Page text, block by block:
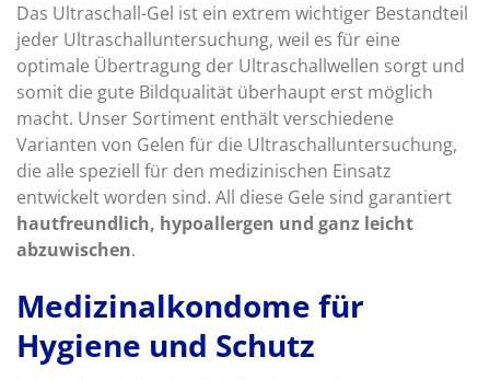
Das Ultraschall-Gel ist ein extrem wichtiger Bestandteil
jeder Ultraschalluntersuchung, weil es für eine
optimale Übertragung der Ultraschallwellen sorgt und
somit die gute Bildqualität überhaupt erst möglich
macht. Unser Sortiment enthält verschiedene
Varianten von Gelen für die Ultraschalluntersuchung,
die alle speziell für den medizinischen Einsatz
entwickelt worden sind. All diese Gele sind garantiert
hautfreundlich, hypoallergen und ganz leicht
abzuwischen.
Medizinalkondome für
Hygiene und Schutz